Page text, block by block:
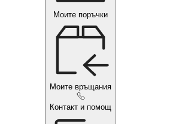
Моите поръчки
Моите връщания
Контакт и помощ